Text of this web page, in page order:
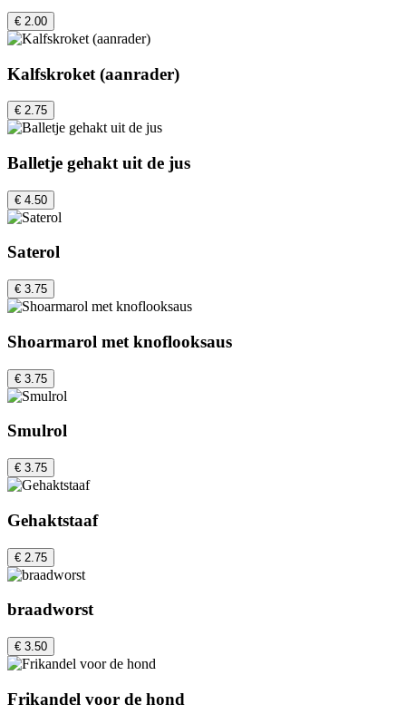
€ 2.00
Kalfskroket (aanrader)
€ 2.75
Balletje gehakt uit de jus
€ 4.50
Saterol
€ 3.75
Shoarmarol met knoflooksaus
€ 3.75
Smulrol
€ 3.75
Gehaktstaaf
€ 2.75
braadworst
€ 3.50
Frikandel voor de hond